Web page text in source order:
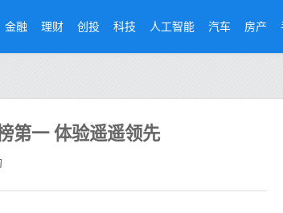
金融 理财 创投 科技 人工智能 汽车 房产
第一 体验遥遥领先